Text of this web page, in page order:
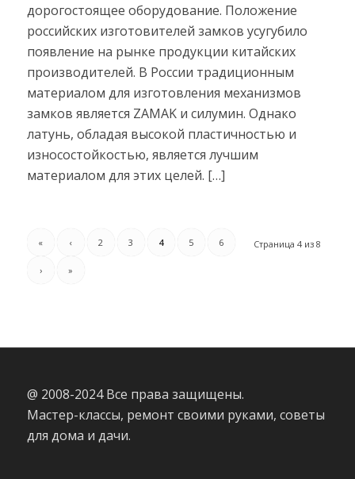
дорогостоящее оборудование. Положение
российских изготовителей замков усугубило
появление на рынке продукции китайских
производителей. В России традиционным
материалом для изготовления механизмов
замков является ZAMAK и силумин. Однако
латунь, обладая высокой пластичностью и
износостойкостью, является лучшим
материалом для этих целей. […]
Страница 4 из 8
« ‹ 2 3 4 5 6
› »
@ 2008-2024 Все права защищены.
Мастер-классы, ремонт своими руками, советы
для дома и дачи.